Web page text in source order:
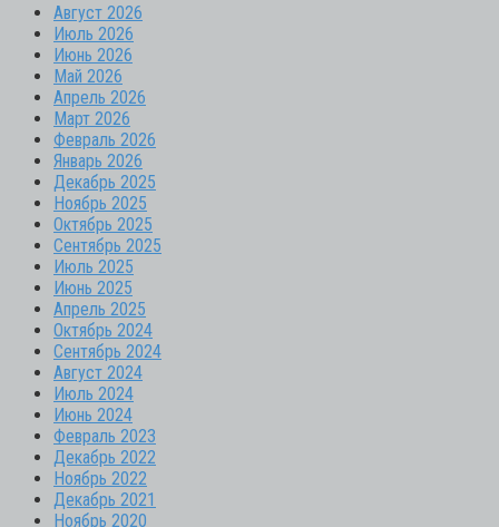
Август 2026
Июль 2026
Июнь 2026
Май 2026
Апрель 2026
Март 2026
Февраль 2026
Январь 2026
Декабрь 2025
Ноябрь 2025
Октябрь 2025
Сентябрь 2025
Июль 2025
Июнь 2025
Апрель 2025
Октябрь 2024
Сентябрь 2024
Август 2024
Июль 2024
Июнь 2024
Февраль 2023
Декабрь 2022
Ноябрь 2022
Декабрь 2021
Ноябрь 2020